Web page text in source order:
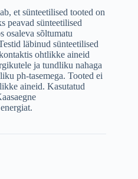
et sünteetilised tooted on
peavad sünteetilised
osaleva sõltumatu
läbinud sünteetilised
ohtlikke aineid
ja tundliku nahaga
ph-tasemega. Tooted ei
aineid. Kasutatud